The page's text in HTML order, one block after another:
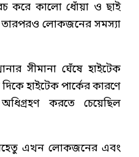
করে কালো ধোঁয়া ও ছাই
তারপরও লোকজনের সমস্যা
সীমানা ঘেঁষে হাইটেক
দিকে হাইটেক পার্কের কারণে
করতে চেয়েছিল
এখন লোকজনের এবং